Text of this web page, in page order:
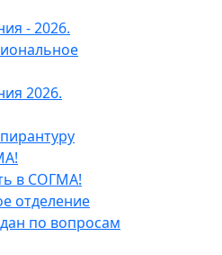
- 2026.
2026.
в СОГМА!
отделение
по вопросам